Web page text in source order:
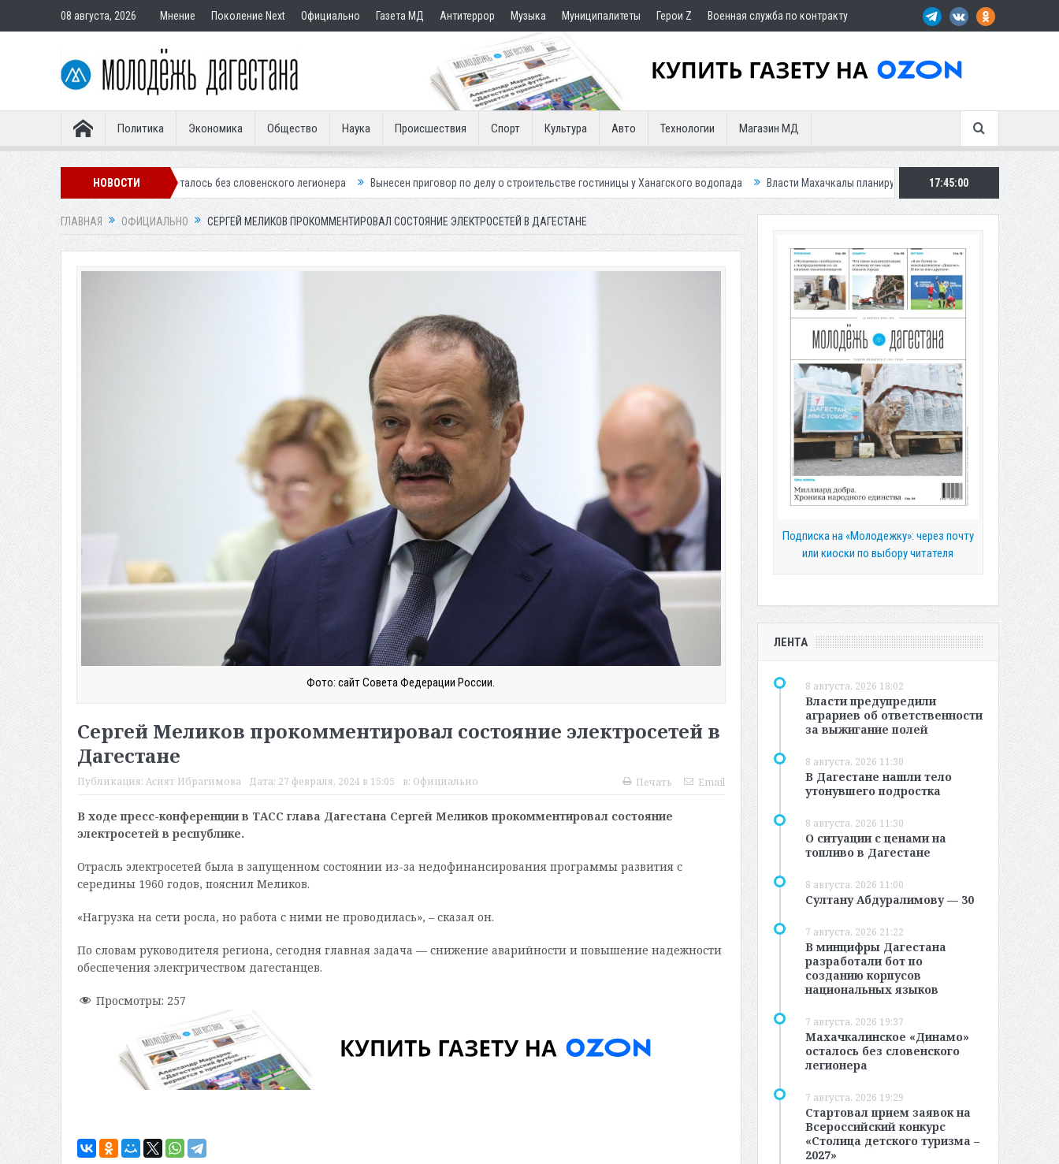
08 августа, 2026 Мнение Поколение Next Официально Газета МД Антитеррор Музыка Муниципалитеты Герои Z Военная служба по контракту
Политика Экономика Общество Наука Происшествия Спорт Культура Авто Технологии Магазин МД
НОВОСТИ
«Динамо» осталось без словенского легионера Вынесен приговор по делу о строительстве гостиницы у Ханагского водопада Власти Махачкалы планирует внедрить новую систему для улучшения ситуации
17:45:01
ГЛАВНАЯ ОФИЦИАЛЬНО СЕРГЕЙ МЕЛИКОВ ПРОКОММЕНТИРОВАЛ СОСТОЯНИЕ ЭЛЕКТРОСЕТЕЙ В ДАГЕСТАНЕ
Фото: сайт Совета Федерации России.
Сергей Меликов прокомментировал состояние электросетей в
Дагестане
Публикация: Асият Ибрагимова Дата: 27 февраля, 2024 в 15:05 в: Официально Печать Email
В ходе пресс-конференции в ТАСС глава Дагестана Сергей Меликов прокомментировал состояние
электросетей в республике.
Отрасль электросетей была в запущенном состоянии из-за недофинансирования программы развития с
середины 1960 годов, пояснил Меликов.
«Нагрузка на сети росла, но работа с ними не проводилась», – сказал он.
По словам руководителя региона, сегодня главная задача — снижение аварийности и повышение надежности
обеспечения электричеством дагестанцев.
Просмотры: 257
Подписка на «Молодежку»: через почту
или киоски по выбору читателя
ЛЕНТА
8 августа, 2026 18:02
Власти предупредили
аграриев об ответственности
за выжигание полей
8 августа, 2026 11:30
В Дагестане нашли тело
утонувшего подростка
8 августа, 2026 11:30
О ситуации с ценами на
топливо в Дагестане
8 августа, 2026 11:00
Султану Абдуралимову — 30
7 августа, 2026 21:22
В минцифры Дагестана
разработали бот по
созданию корпусов
национальных языков
7 августа, 2026 19:37
Махачкалинское «Динамо»
осталось без словенского
легионера
7 августа, 2026 19:29
Стартовал прием заявок на
Всероссийский конкурс
«Столица детского туризма –
2027»